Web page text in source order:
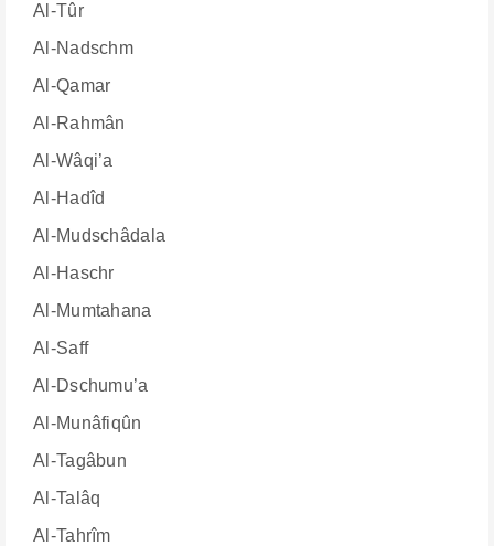
Al-Tûr
Al-Nadschm
Al-Qamar
Al-Rahmân
Al-Wâqi’a
Al-Hadîd
Al-Mudschâdala
Al-Haschr
Al-Mumtahana
Al-Saff
Al-Dschumu’a
Al-Munâfiqûn
Al-Tagâbun
Al-Talâq
Al-Tahrîm